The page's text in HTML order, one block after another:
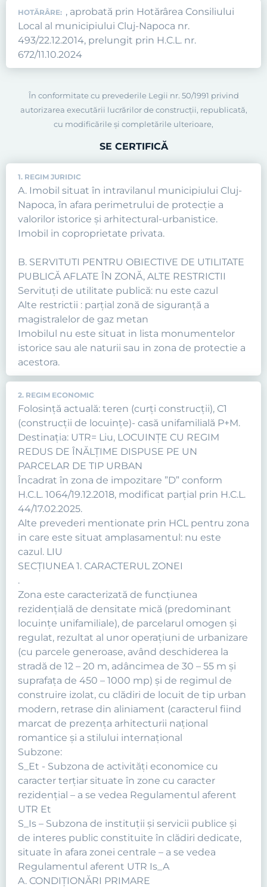
HOTĂRÂRE: , aprobată prin Hotărârea Consiliului
Local al municipiului Cluj-Napoca nr.
493/22.12.2014, prelungit prin H.C.L. nr.
672/11.10.2024
În conformitate cu prevederile Legii nr. 50/1991 privind
autorizarea executării lucrărilor de construcţii, republicată,
cu modificările şi completările ulterioare,
SE CERTIFICĂ
1. REGIM JURIDIC
A. Imobil situat în intravilanul municipiului Cluj-
Napoca, în afara perimetrului de protecţie a
valorilor istorice şi arhitectural-urbanistice.
Imobil in coproprietate privata.
B. SERVITUTI PENTRU OBIECTIVE DE UTILITATE
PUBLICĂ AFLATE ÎN ZONĂ, ALTE RESTRICTII
Servituţi de utilitate publică: nu este cazul
Alte restrictii : parțial zonă de siguranță a
magistralelor de gaz metan
Imobilul nu este situat in lista monumentelor
istorice sau ale naturii sau in zona de protectie a
acestora.
2. REGIM ECONOMIC
Folosință actuală: teren (curți construcții), C1
(construcții de locuințe)- casă unifamilială P+M.
Destinația: UTR= Liu, LOCUINŢE CU REGIM
REDUS DE ÎNĂLŢIME DISPUSE PE UN
PARCELAR DE TIP URBAN
Încadrat în zona de impozitare ”D” conform
H.C.L. 1064/19.12.2018, modificat parțial prin H.C.L.
44/17.02.2025.
Alte prevederi mentionate prin HCL pentru zona
in care este situat amplasamentul: nu este
cazul. LIU
SECŢIUNEA 1. CARACTERUL ZONEI
.
Zona este caracterizată de funcţiunea
rezidenţială de densitate mică (predominant
locuinţe unifamiliale), de parcelarul omogen şi
regulat, rezultat al unor operaţiuni de urbanizare
(cu parcele generoase, având deschiderea la
stradă de 12 – 20 m, adâncimea de 30 – 55 m şi
suprafaţa de 450 – 1000 mp) şi de regimul de
construire izolat, cu clădiri de locuit de tip urban
modern, retrase din aliniament (caracterul fiind
marcat de prezenţa arhitecturii naţional
romantice şi a stilului internaţional
Subzone:
S_Et - Subzona de activităţi economice cu
caracter terţiar situate în zone cu caracter
rezidenţial – a se vedea Regulamentul aferent
UTR Et
S_Is – Subzona de instituţii şi servicii publice şi
de interes public constituite în clădiri dedicate,
situate în afara zonei centrale – a se vedea
Regulamentul aferent UTR Is_A
A. CONDIŢIONĂRI PRIMARE